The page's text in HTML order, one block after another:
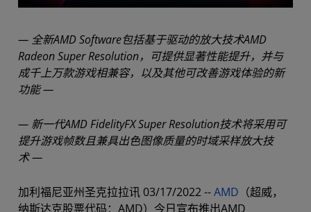
— 全新AMD Software包括基于驱动的放大技术AMD
Radeon Super Resolution，可提供显著性能提升，并与
成千上万款游戏相兼容，以及其他可改善游戏体验的新
功能 —
— 新一代AMD FidelityFX Super Resolution技术将采用可
提升游戏帧数且兼具出色图像质量的时域采样放大技
术 —
加利福尼亚州圣克拉拉讯 03/17/2022 --AMD （超威，
纳斯达克股票代码：AMD）今日宣布推出AMD